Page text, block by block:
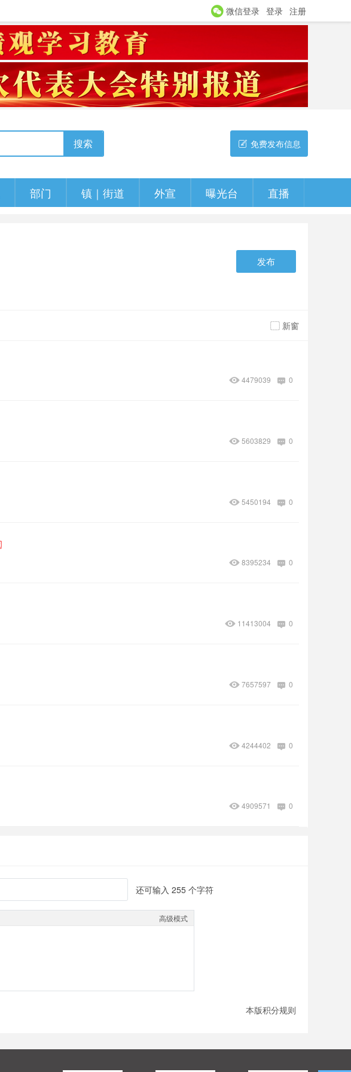
微信登录 登录 注册
搜索 免费发布信息
部门 镇｜街道 外宣 曝光台 直播
发布
新窗
0
4479039
0
5603829
0
5450194
0
8395234
0
11413004
0
7657597
0
4244402
0
4909571
还可输入 255 个字符
高级模式
本版积分规则